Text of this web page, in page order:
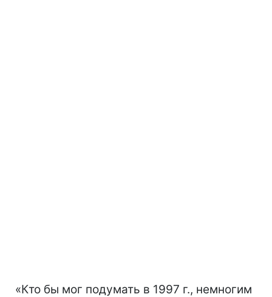
«Кто бы мог подумать в 1997 г., немногим